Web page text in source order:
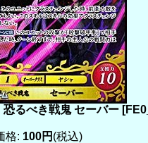
恐るべき戦鬼 セーバー [
格: 100円 (税込)